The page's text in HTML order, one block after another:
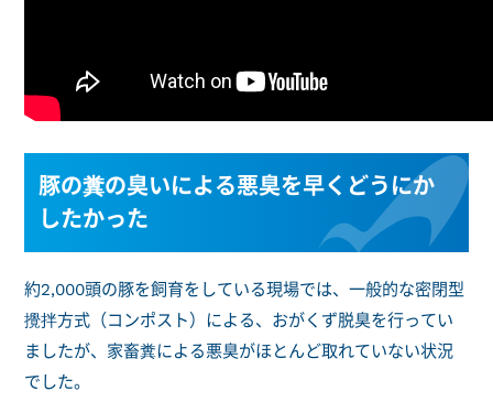
豚の糞の臭いによる悪臭を早くどうにか
したかった
約2,000頭の豚を飼育をしている現場では、一般的な密閉型
攪拌方式（コンポスト）による、おがくず脱臭を行ってい
ましたが、家畜糞による悪臭がほとんど取れていない状況
でした。